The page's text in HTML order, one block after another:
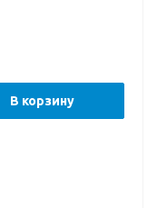
В корзину